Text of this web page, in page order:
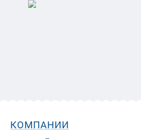
КОМПАНИИ